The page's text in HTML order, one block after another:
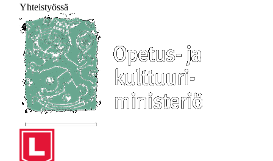
Yhteistyössä